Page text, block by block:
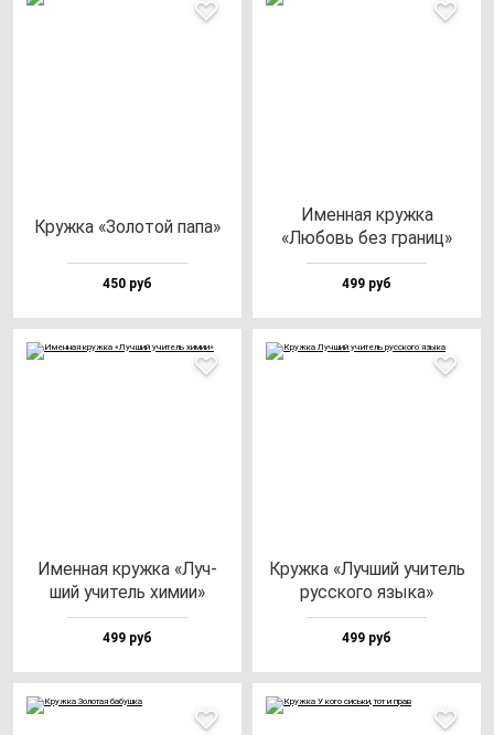
Круж­ка «Золо­той па­па»
450 руб
Имен­ная круж­ка
«Любовь без гра­ниц»
499 руб
Имен­ная круж­ка «Луч­
ший учи­тель хи­мии»
499 руб
Круж­ка «Луч­ший учи­тель
рус­ско­го язы­ка»
499 руб